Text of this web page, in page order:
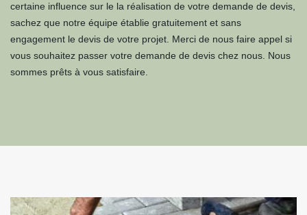
certaine influence sur le la réalisation de votre demande de devis,
sachez que notre équipe établie gratuitement et sans
engagement le devis de votre projet. Merci de nous faire appel si
vous souhaitez passer votre demande de devis chez nous. Nous
sommes prêts à vous satisfaire.